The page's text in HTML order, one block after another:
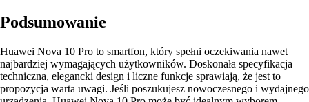
Podsumowanie
Huawei Nova 10 Pro to smartfon, który spełni oczekiwania nawet
najbardziej wymagających użytkowników. Doskonała specyfikacja
techniczna, elegancki design i liczne funkcje sprawiają, że jest to
propozycja warta uwagi. Jeśli poszukujesz nowoczesnego i wydajnego